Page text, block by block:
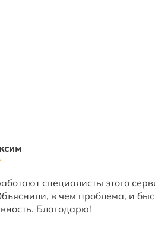
специалисты этого
в чем проблема, и
Благодарю!